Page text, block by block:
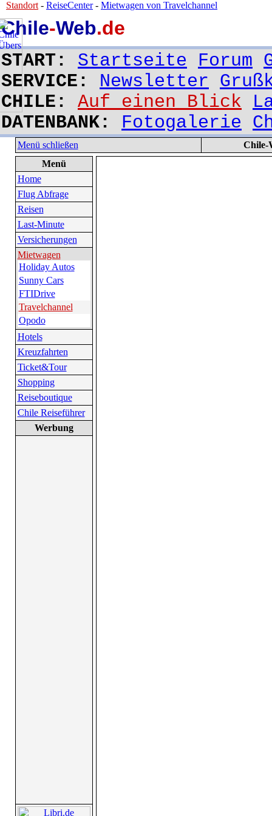
Chile-Web.de
START: Startseite Forum
SERVICE: Newsletter
CHILE: Auf einen Blick
DATENBANK: Fotogalerie
Standort - ReiseCenter- Mietwagen von Travelchannel
Menü schließen
Chile-
Menü
Home
Flug Abfrage
Reisen
Last-Minute
Versicherungen
Mietwagen
Holiday Autos
Sunny Cars
FTIDrive
Travelchannel
Opodo
Hotels
Kreuzfahrten
Ticket&Tour
Shopping
Reiseboutique
Chile Reiseführer
Werbung